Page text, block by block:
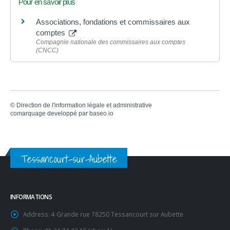
Pour en savoir plus
Associations, fondations et commissaires aux
comptes
Compagnie nationale des commissaires aux comptes
(CNCC)
© Direction de l'information légale et administrative
comarquage developpé par baseo.io
Tessancourt-sur-Aubette
INFORMATIONS
Address: 4 Grande rue 78250 Tessancourt sur Aubette